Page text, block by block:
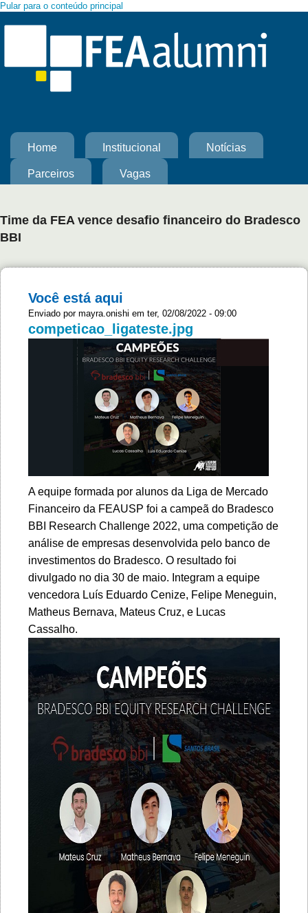
Pular para o conteúdo principal
Home Institucional Notícias
Parceiros Vagas
Time da FEA vence desafio financeiro do Bradesco
BBI
Você está aqui
Enviado por mayra.onishi em ter, 02/08/2022 - 09:00
competicao_ligateste.jpg
A equipe formada por alunos da Liga de Mercado
Financeiro da FEAUSP foi a campeã do Bradesco
BBI Research Challenge 2022, uma competição de
análise de empresas desenvolvida pelo banco de
investimentos do Bradesco. O resultado foi
divulgado no dia 30 de maio. Integram a equipe
vencedora Luís Eduardo Cenize, Felipe Meneguin,
Matheus Bernava, Mateus Cruz, e Lucas
Cassalho.